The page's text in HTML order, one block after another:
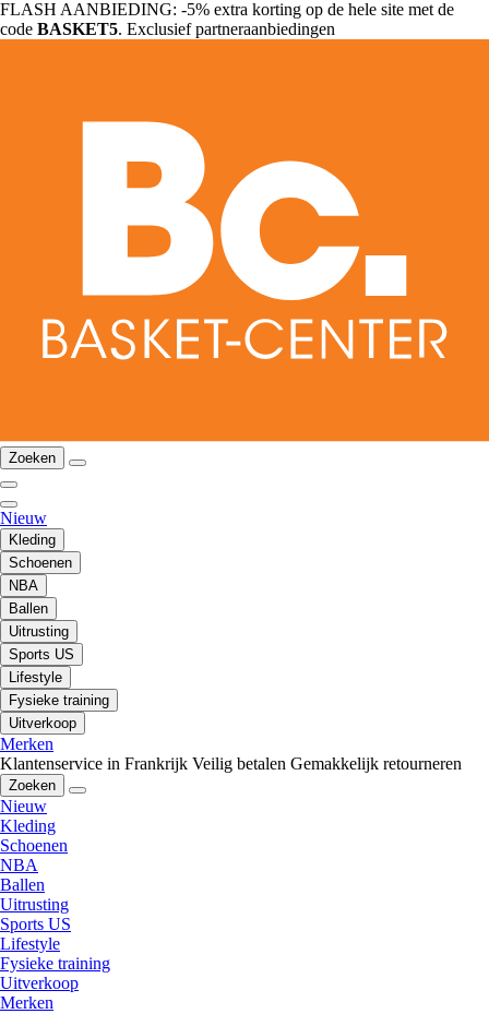
FLASH AANBIEDING: -5% extra korting op de hele site met de
code BASKET5. Exclusief partneraanbiedingen
Zoeken
Nieuw
Kleding
Schoenen
NBA
Ballen
Uitrusting
Sports US
Lifestyle
Fysieke training
Uitverkoop
Merken
Klantenservice in Frankrijk Veilig betalen Gemakkelijk retourneren
Zoeken
Nieuw
Kleding
Schoenen
NBA
Ballen
Uitrusting
Sports US
Lifestyle
Fysieke training
Uitverkoop
Merken